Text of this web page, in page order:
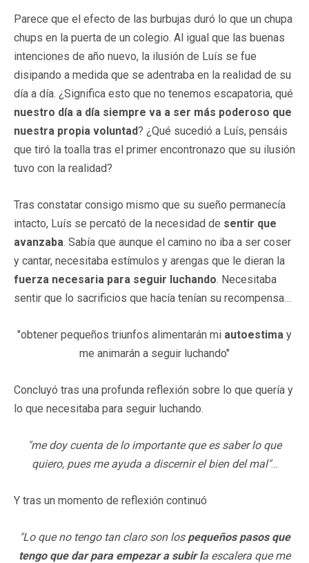
Parece que el efecto de las burbujas duró lo que un chupa
chups en la puerta de un colegio. Al igual que las buenas
intenciones de año nuevo, la ilusión de Luís se fue
disipando a medida que se adentraba en la realidad de su
día a día. ¿Significa esto que no tenemos escapatoria, qué
nuestro día a día siempre va a ser más poderoso que
nuestra propia voluntad? ¿Qué sucedió a Luís, pensáis
que tiró la toalla tras el primer encontronazo que su ilusión
tuvo con la realidad?
Tras constatar consigo mismo que su sueño permanecía
intacto, Luís se percató de la necesidad de sentir que
avanzaba. Sabía que aunque el camino no iba a ser coser
y cantar, necesitaba estímulos y arengas que le dieran la
fuerza necesaria para seguir luchando. Necesitaba
sentir que lo sacrificios que hacía tenían su recompensa…
"obtener pequeños triunfos alimentarán mi autoestima y
me animarán a seguir luchando"
Concluyó tras una profunda reflexión sobre lo que quería y
lo que necesitaba para seguir luchando.
"me doy cuenta de lo importante que es saber lo que
quiero, pues me ayuda a discernir el bien del mal"…
Y tras un momento de reflexión continuó
"Lo que no tengo tan claro son los pequeños pasos que
tengo que dar para empezar a subir la escalera que me